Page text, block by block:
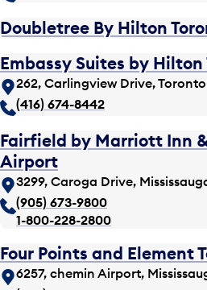
Doubletree By Hilton
Embassy Suites by
262, Carlingview Drive,
(416) 674-8442
Fairfield by Marriott Inn
Airport
3299, Caroga Drive,
(905) 673-9800
1-800-228-2800
Four Points and Element
6257, chemin Airport,